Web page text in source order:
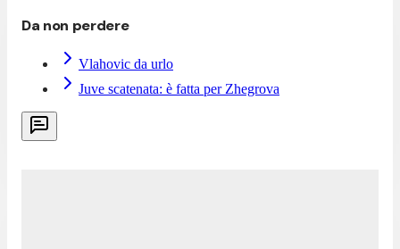
Da non perdere
Vlahovic da urlo
Juve scatenata: è fatta per Zhegrova